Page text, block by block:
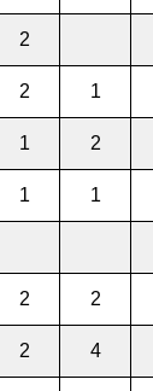
2
2 1
1 2
1 1
2 2
2 4